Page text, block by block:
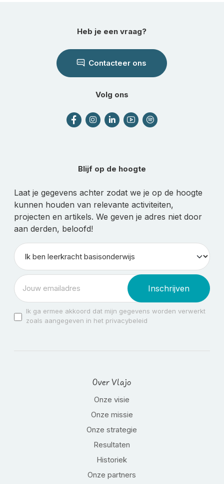
Heb je een vraag?
Contacteer ons
Volg ons
Blijf op de hoogte
Laat je gegevens achter zodat we je op de hoogte
kunnen houden van relevante activiteiten,
projecten en artikels. We geven je adres niet door
aan derden, beloofd!
Inschrijven
Ik ga ermee akkoord dat mijn gegevens worden verwerkt
zoals aangegeven in het privacybeleid
Over Vlajo
Onze visie
Onze missie
Onze strategie
Resultaten
Historiek
Onze partners